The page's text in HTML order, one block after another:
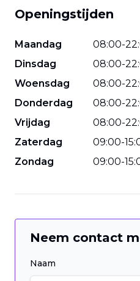
Openingstijden
Maandag 08:00-22:
Dinsdag
08:00-22:
Woensdag
08:00-22:
Donderdag
08:00-22:
Vrijdag
08:00-22:
Zaterdag
09:00-15:
Zondag
09:00-15:
Neem contact
Naam